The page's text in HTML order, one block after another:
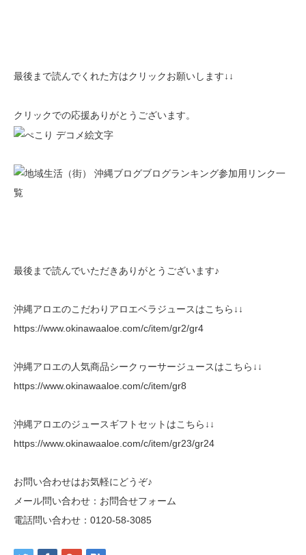
最後まで読んでくれた方はクリックお願いします↓↓
クリックでの応援ありがとうございます。
最後まで読んでいただきありがとうございます♪
沖縄アロエのこだわりアロエベラジュースはこちら↓↓
https://www.okinawaaloe.com/c/item/gr2/gr4
沖縄アロエの人気商品シークヮーサージュースはこちら↓↓
https://www.okinawaaloe.com/c/item/gr8
沖縄アロエのジュースギフトセットはこちら↓↓
https://www.okinawaaloe.com/c/item/gr23/gr24
お問い合わせはお気軽にどうぞ♪
メール問い合わせ： お問合せフォーム
電話問い合わせ： 0120-58-3085